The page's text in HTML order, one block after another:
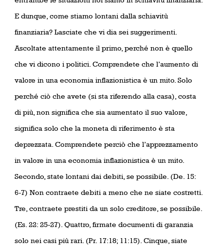
E dunque, come stiamo lontani dalla schiavitù
finanziaria? Lasciate che vi dia sei suggerimenti.
Ascoltate attentamente il primo, perché non è quello
che vi dicono i politici. Comprendete che l’aumento di
valore in una economia inflazionistica è un mito. Solo
perché ciò che avete (si sta riferendo alla casa), costa
di più, non significa che sia aumentato il suo valore,
significa solo che la moneta di riferimento è sta
deprezzata. Comprendete perciò che l’apprezzamento
in valore in una economia inflazionistica è un mito.
Secondo, state lontani dai debiti, se possibile. (De. 15:
6-7) Non contraete debiti a meno che ne siate costretti.
Tre, contraete prestiti da un solo creditore, se possibile.
(Es. 22: 25-27). Quattro, firmate documenti di garanzia
solo nei casi più rari. (Pr. 17:18; 11:15). Cinque, siate